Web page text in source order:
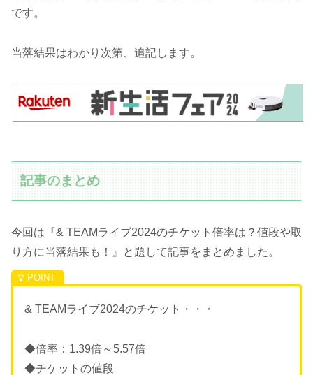
です。
当落結果はわかり次第、追記します。
記事のまとめ
今回は『& TEAMライブ2024のチケット倍率は？値段や取
り方に当落結果も！』と題して記事をまとめました。
& TEAMライブ2024のチケット・・・
◆倍率：1.39倍～5.57倍
◆チケットの値段